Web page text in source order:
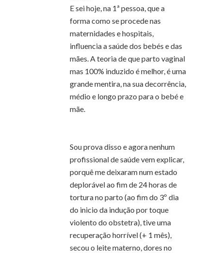
E sei hoje, na 1ª pessoa, que a
forma como se procede nas
maternidades e hospitais,
influencia a saúde dos bebés e das
mães. A teoria de que parto vaginal
mas 100% induzido é melhor, é uma
grande mentira, na sua decorrência,
médio e longo prazo para o bebé e
mãe.
Sou prova disso e agora nenhum
profissional de saúde vem explicar,
porquê me deixaram num estado
deplorável ao fim de 24 horas de
tortura no parto (ao fim do 3º dia
do inicio da indução por toque
violento do obstetra), tive uma
recuperação horrível (+ 1 mês),
secou o leite materno, dores no